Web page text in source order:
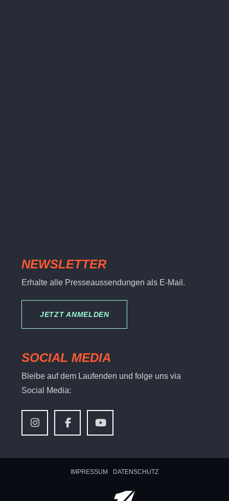
NEWSLETTER
Erhalte alle Presseaussendungen als E-Mail.
JETZT ANMELDEN
SOCIAL MEDIA
Bleibe auf dem Laufenden und folge uns via
Social Media:
IMPRESSUM DATENSCHUTZ